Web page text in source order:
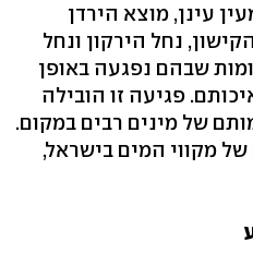
עינן, מוצא הירדן
נחל הירקון ונחל
שבהם נפגעה באופן
פגיעה זו הובילה
של מינים רבים במקום.
מקווי המים בישראל,